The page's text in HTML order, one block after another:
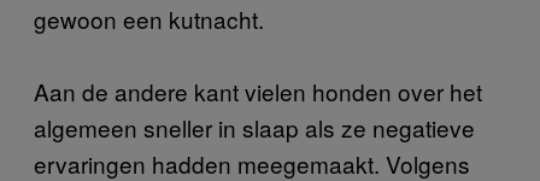
gewoon een kutnacht.
Aan de andere kant vielen honden over het
algemeen sneller in slaap als ze negatieve
ervaringen hadden meegemaakt. Volgens